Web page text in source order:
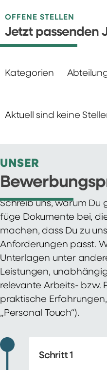
OFFENE STELLEN
Jetzt passenden
Kategorien
Aktuell sind keine
UNSER
Schreib uns, warum Du
füge Dokumente bei,
machen, dass Du zu
Anforderungen passt.
Unterlagen unter
Leistungen,
relevante Arbeits- bzw.
praktische
„Personal Touch“).
Schritt 1